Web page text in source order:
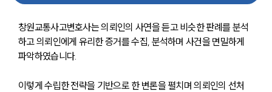
창원교통사고변호사는 의뢰인의 사연을 듣고 비슷한 판례를 분석
하고 의뢰인에게 유리한 증거를 수집, 분석하며 사건을 면밀하게
파악하였습니다.
이렇게 수립한 전략을 기반으로 한 변론을 펼치며 의뢰인의 선처